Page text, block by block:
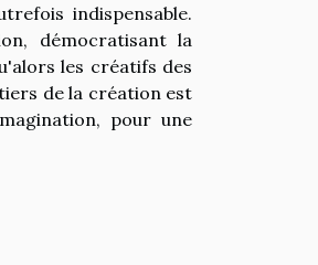
indispensable.
démocratisant la
les créatifs des
de la création est
pour une